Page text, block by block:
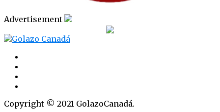
Advertisement
Copyright © 2021 GolazoCanadá.